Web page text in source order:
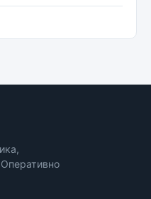
Оперативно